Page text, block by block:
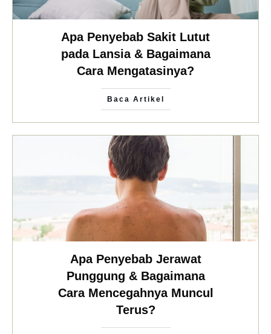
Apa Penyebab Sakit Lutut
pada Lansia & Bagaimana
Cara Mengatasinya?
Baca Artikel
Apa Penyebab Jerawat
Punggung & Bagaimana
Cara Mencegahnya Muncul
Terus?